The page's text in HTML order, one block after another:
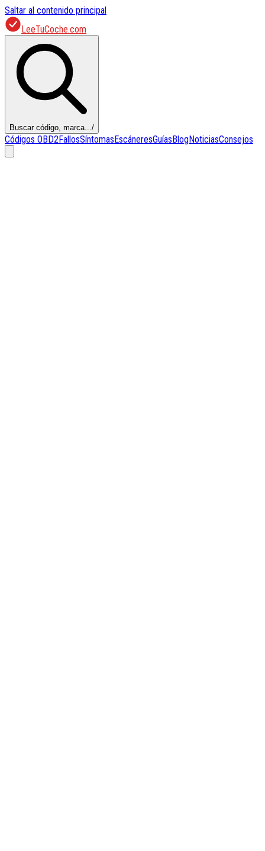
Saltar al contenido principal
LeeTuCoche.com
Buscar código, marca.../
Códigos OBD2FallosSíntomasEscáneresGuíasBlogNoticiasConsejos